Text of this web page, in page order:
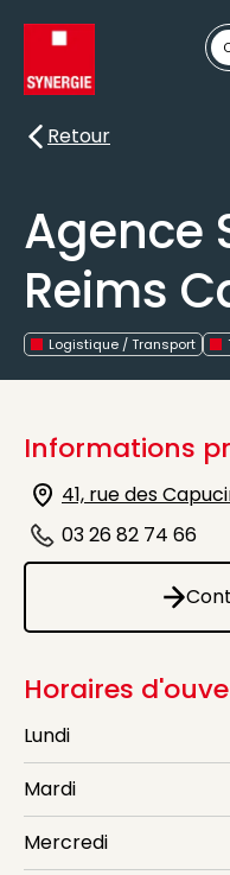
Retour
Retour
Agence
Reims
Logistique / Transport
Informations
Icône d'illustration
41, rue des
Icône d'illustration
03 26 82 74 66
Horaires
Lundi
Mardi
Mercredi